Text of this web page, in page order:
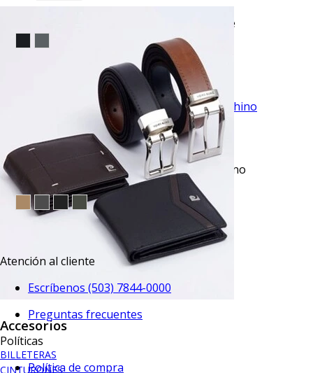
Accesorios
BILLETERAS
CINTURONES
Pantalón de vestir fit skinny negro savane
TU TERCERA PRENDA GRATIS
VISTA RAPIDA
Pantalón casual slim fit azul anywhere chino
manhattan
TU TERCERA PRENDA GRATIS
Atención al cliente
Escríbenos (503) 7844-0000
Preguntas frecuentes
Políticas
Política de compra